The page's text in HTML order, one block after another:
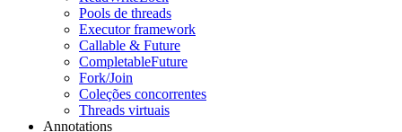
Pools de threads
Executor framework
Callable & Future
CompletableFuture
Fork/Join
Coleções concorrentes
Threads virtuais
Annotations